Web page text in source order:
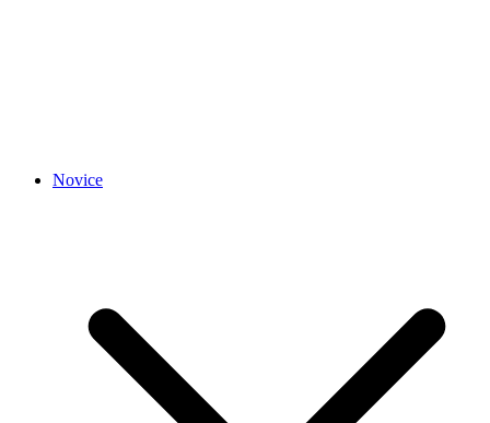
Novice